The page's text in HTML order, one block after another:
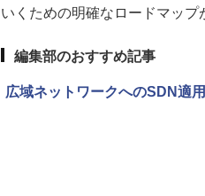
いくための明確なロードマッ
編集部のおすすめ記事
広域ネットワークへのSDN適